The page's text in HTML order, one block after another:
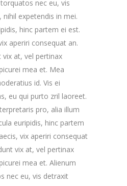
nec eu, vis
nihil expetendis in mei.
hinc partem ei est.
aperiri consequat an.
vix at, vel pertinax
mea et. Mea
id. Vis ei
eu qui purto zril laoreet.
pro, alia illum
euripidis, hinc partem
vix aperiri consequat
vix at, vel pertinax
mea et. Alienum
nec eu, vis detraxit